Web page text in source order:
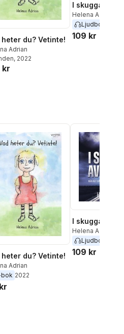
heter du? Vetinte!
Adrian
, 2022
kr
I skuggan av
Helena Adrian
Ljudbok
109 kr
heter du? Vetinte!
Adrian
bok 2022
I skuggan av
Helena Adrian
Ljudbok
109 kr